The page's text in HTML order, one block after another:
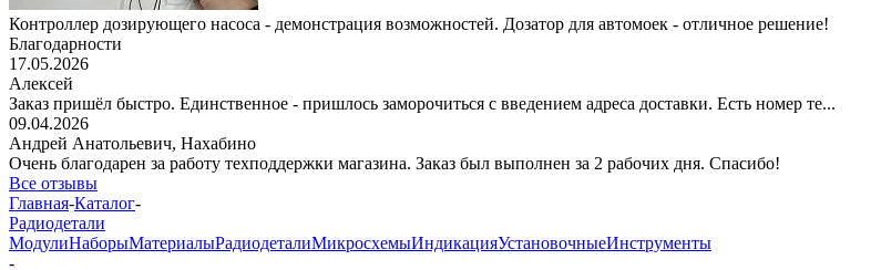
Контроллер дозирующего насоса - демонстрация возможностей. Дозатор для автомоек - отличное решение!
Благодарности
17.05.2026
Алексей
Заказ пришёл быстро. Единственное - пришлось заморочиться с введением адреса доставки. Есть номер те...
09.04.2026
Андрей Анатольевич, Нахабино
Очень благодарен за работу техподдержки магазина. Заказ был выполнен за 2 рабочих дня. Спасибо!
Все отзывы
Главная-Каталог-
Радиодетали
МодулиНаборыМатериалыРадиодеталиМикросхемыИндикацияУстановочныеИнструменты
-